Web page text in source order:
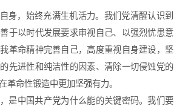
始终充满生机活力。我们党清醒认识到
于以时代发展要求审视自己、以强烈忧患意
革命精神完善自己，高度重视自身建设，坚
先进性和纯洁性的因素、清除一切侵蚀党的
革命性锻造中更加坚强有力。
中国共产党为什么能的关键密码。我们要